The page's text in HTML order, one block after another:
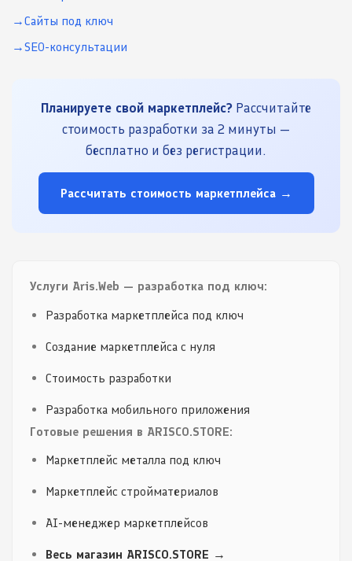
Сайты под ключ
SEO-консультации
Планируете свой маркетплейс? Рассчитайте
стоимость разработки за 2 минуты —
бесплатно и без регистрации.
Рассчитать стоимость маркетплейса →
Услуги Aris.Web — разработка под ключ:
Разработка маркетплейса под ключ
Создание маркетплейса с нуля
Стоимость разработки
Разработка мобильного приложения
Готовые решения в ARISCO.STORE:
Маркетплейс металла под ключ
Маркетплейс стройматериалов
AI-менеджер маркетплейсов
Весь магазин ARISCO.STORE →